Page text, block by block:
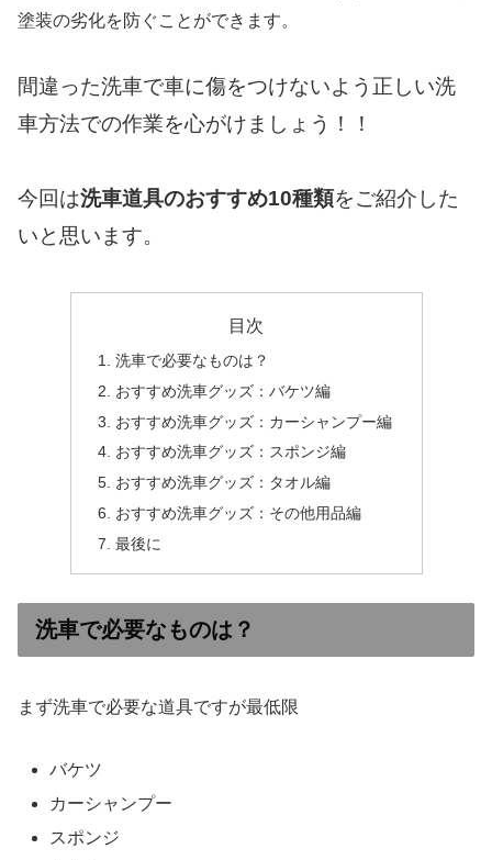
塗装の劣化を防ぐことができます。
間違った洗車で車に傷をつけないよう正しい洗
車方法での作業を心がけましょう！！
今回は洗車道具のおすすめ10種類をご紹介した
いと思います。
目次
洗車で必要なものは？
おすすめ洗車グッズ：バケツ編
おすすめ洗車グッズ：カーシャンプー編
おすすめ洗車グッズ：スポンジ編
おすすめ洗車グッズ：タオル編
おすすめ洗車グッズ：その他用品編
最後に
洗車で必要なものは？
まず洗車で必要な道具ですが最低限
バケツ
カーシャンプー
スポンジ